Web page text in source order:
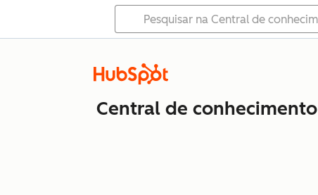
Central de conhecimento